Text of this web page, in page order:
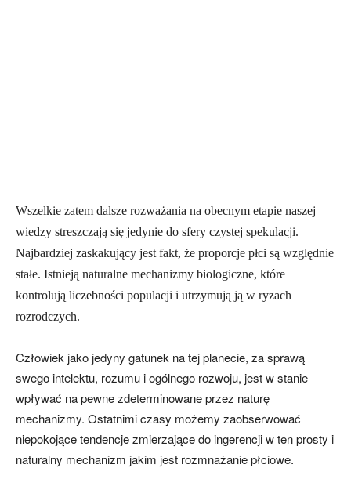
Wszelkie zatem dalsze rozważania na obecnym etapie naszej
wiedzy streszczają się jedynie do sfery czystej spekulacji.
Najbardziej zaskakujący jest fakt, że proporcje płci są względnie
stałe. Istnieją naturalne mechanizmy biologiczne, które
kontrolują liczebności populacji i utrzymują ją w ryzach
rozrodczych.
Człowiek jako jedyny gatunek na tej planecie, za sprawą
swego intelektu, rozumu i ogólnego rozwoju, jest w stanie
wpływać na pewne zdeterminowane przez naturę
mechanizmy. Ostatnimi czasy możemy zaobserwować
niepokojące tendencje zmierzające do ingerencji w ten prosty i
naturalny mechanizm jakim jest rozmnażanie płciowe.